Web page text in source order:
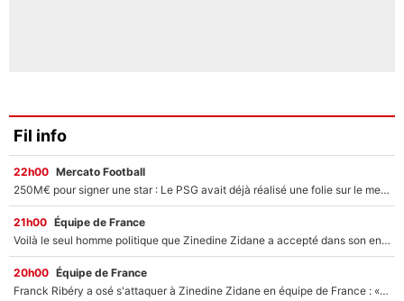
Fil info
22h00 Mercato Football
250M€ pour signer une star : Le PSG avait déjà réalisé une folie sur le mercato bien avant Neymar !
21h00 Équipe de France
Voilà le seul homme politique que Zinedine Zidane a accepté dans son entourage : «Je garde un très bon souvenir de lui»
20h00 Équipe de France
Franck Ribéry a osé s'attaquer à Zinedine Zidane en équipe de France : «Je n'aurais jamais fait ça»